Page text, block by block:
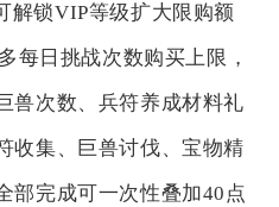
解锁VIP等级扩大限购额
每日挑战次数购买上限，
兽次数、兵符养成材料礼
收集、巨兽讨伐、宝物精
部完成可一次性叠加40点